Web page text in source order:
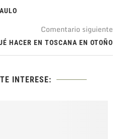
Comentario siguiente
HACER EN TOSCANA EN OTOÑO
INTERESE: